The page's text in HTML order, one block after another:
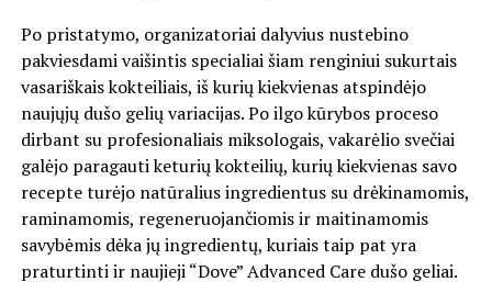
Po pristatymo, organizatoriai dalyvius nustebino
pakviesdami vaišintis specialiai šiam renginiui sukurtais
vasariškais kokteiliais, iš kurių kiekvienas atspindėjo
naujųjų dušo gelių variacijas. Po ilgo kūrybos proceso
dirbant su profesionaliais miksologais, vakarėlio svečiai
galėjo paragauti keturių kokteilių, kurių kiekvienas savo
recepte turėjo natūralius ingredientus su drėkinamomis,
raminamomis, regeneruojančiomis ir maitinamomis
savybėmis dėka jų ingredientų, kuriais taip pat yra
praturtinti ir naujieji “Dove” Advanced Care dušo geliai.